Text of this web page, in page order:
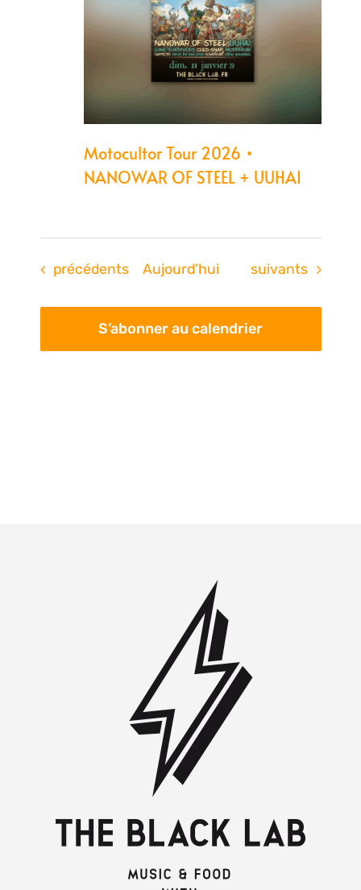
Motocultor Tour 2026 •
NANOWAR OF STEEL + UUHAI
Évènements
précédents Aujourd'hui Évènements
suivants
S’abonner au calendrier